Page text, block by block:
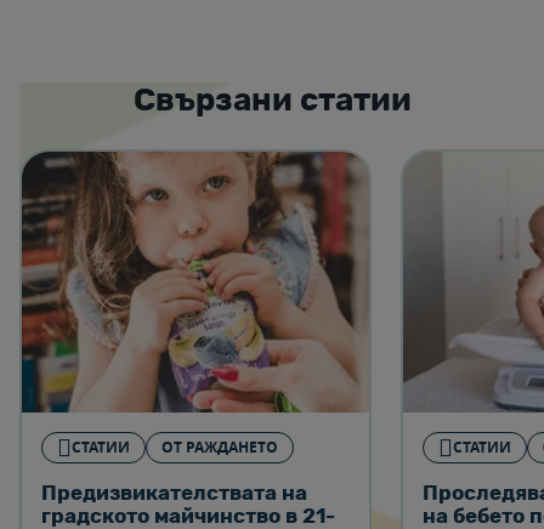
Свързани статии
СТАТИИ ОТ РАЖДАНЕТО
Предизвикателствата на
градското майчинство в 21-
СТАТИИ
на бебето